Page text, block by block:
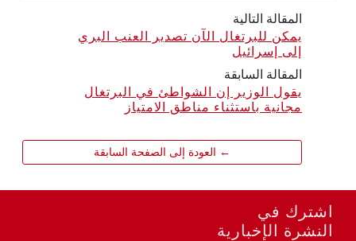
المقالة التالية
يمكن للبرتغال الآن تصدير العنب البري
إلى إسرائيل
المقالة السابقة
يقول الوزير إن الشواطئ في البرتغال
مجانية باستثناء مناطق الامتياز
← العودة إلى الصفحة السابقة
اشترك في
النشرة الإخبارية